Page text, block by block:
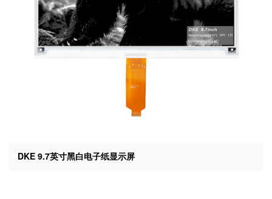
DKE 9.7英寸黑白电子纸显示屏